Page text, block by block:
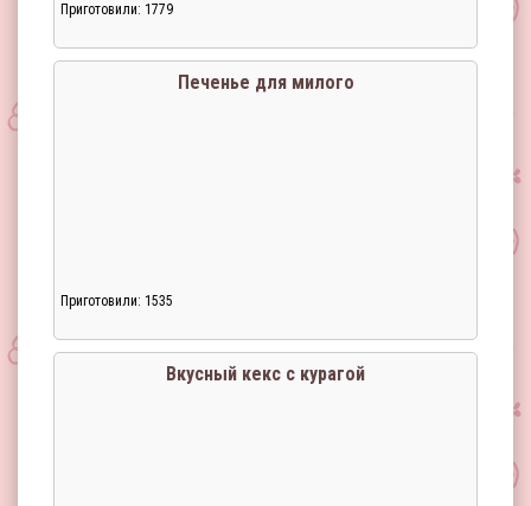
Приготовили: 1779
Печенье для милого
Приготовили: 1535
Вкусный кекс с курагой